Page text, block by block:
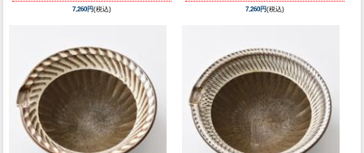
7,260円(税込) 7,260円(税込)